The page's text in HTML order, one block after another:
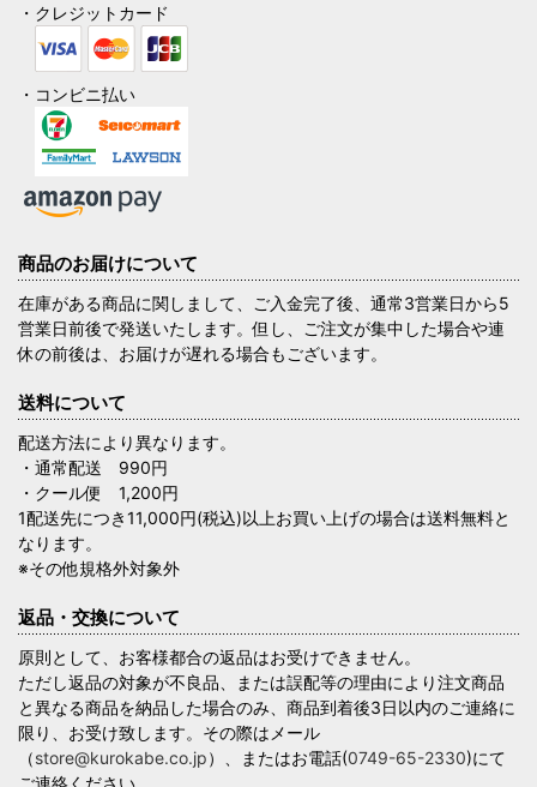
・クレジットカード
・コンビニ払い
商品のお届けについて
在庫がある商品に関しまして、ご入金完了後、通常3営業日から5
営業日前後で発送いたします。但し、ご注文が集中した場合や連
休の前後は、お届けが遅れる場合もございます。
送料について
配送方法により異なります。
・通常配送 990円
・クール便 1,200円
1配送先につき11,000円(税込)以上お買い上げの場合は送料無料と
なります。
※その他規格外対象外
返品・交換について
原則として、お客様都合の返品はお受けできません。
ただし返品の対象が不良品、または誤配等の理由により注文商品
と異なる商品を納品した場合のみ、商品到着後3日以内のご連絡に
限り、お受け致します。その際はメール
（store@kurokabe.co.jp）、またはお電話(0749-65-2330)にて
ご連絡ください。